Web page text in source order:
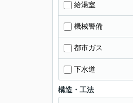
給湯室
機械警備
都市ガス
下水道
構造・工法